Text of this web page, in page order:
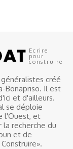
Ecrire
pour
construire
créé
Bonapriso. Il est
et d'ailleurs.
se déploie
l'Ouest, et
recherche du
et de